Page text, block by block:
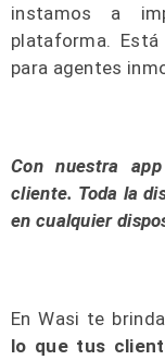
instamos a
plataforma.
para agentes
Con nuestra
cliente. Toda la
en cualquier
En Wasi te
lo que tus